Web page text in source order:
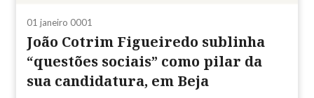
01 janeiro 0001
João Cotrim Figueiredo sublinha
“questões sociais” como pilar da
sua candidatura, em Beja